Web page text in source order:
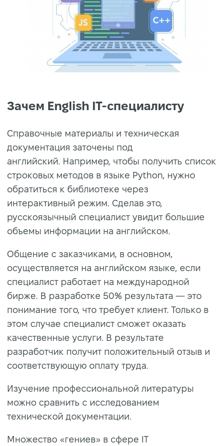
Зачем English IT-специалисту
Справочные материалы и техническая
документация заточены под
английский. Например, чтобы получить список
строковых методов в языке Python, нужно
обратиться к библиотеке через
интерактивный режим. Сделав это,
русскоязычный специалист увидит большие
объемы информации на английском.
Общение с заказчиками, в основном,
осуществляется на английском языке, если
специалист работает на международной
бирже. В разработке 50% результата — это
понимание того, что требует клиент. Только в
этом случае специалист сможет оказать
качественные услуги. В результате
разработчик получит положительный отзыв и
соответствующую оплату труда.
Изучение профессиональной литературы
можно сравнить с исследованием
технической документации.
Множество «гениев» в сфере IT